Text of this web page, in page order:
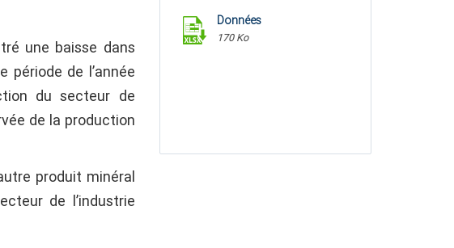
une baisse dans
période de l’année
du secteur de
de la production
produit minéral
de l’industrie
Données
170 Ko